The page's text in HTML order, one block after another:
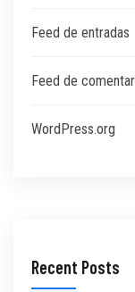
Feed de entradas
Feed de
WordPress.org
Recent Posts